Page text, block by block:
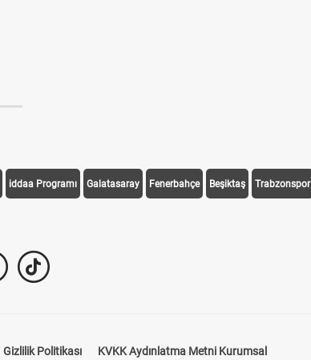
iddaa Programı Galatasaray Fenerbahçe Beşiktaş Trabzonspor
Gizlilik Politikası KVKK Aydınlatma Metni Kurumsal